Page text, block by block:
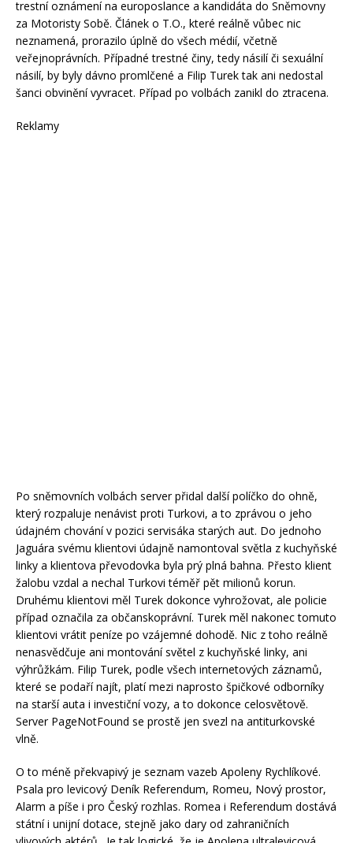
trestní oznámení na europoslance a kandidáta do Sněmovny
za Motoristy Sobě. Článek o T.O., které reálně vůbec nic
neznamená, prorazilo úplně do všech médií, včetně
veřejnoprávních. Případné trestné činy, tedy násilí či sexuální
násilí, by byly dávno promlčené a Filip Turek tak ani nedostal
šanci obvinění vyvracet. Případ po volbách zanikl do ztracena.
Reklamy
Po sněmovních volbách server přidal další políčko do ohně,
který rozpaluje nenávist proti Turkovi, a to zprávou o jeho
údajném chování v pozici servisáka starých aut. Do jednoho
Jaguára svému klientovi údajně namontoval světla z kuchyňské
linky a klientova převodovka byla prý plná bahna. Přesto klient
žalobu vzdal a nechal Turkovi téměř pět milionů korun.
Druhému klientovi měl Turek dokonce vyhrožovat, ale policie
případ označila za občanskoprávní. Turek měl nakonec tomuto
klientovi vrátit peníze po vzájemné dohodě. Nic z toho reálně
nenasvědčuje ani montování světel z kuchyňské linky, ani
výhrůžkám. Filip Turek, podle všech internetových záznamů,
které se podaří najít, platí mezi naprosto špičkové odborníky
na starší auta i investiční vozy, a to dokonce celosvětově.
Server PageNotFound se prostě jen svezl na antiturkovské
vlně.
O to méně překvapivý je seznam vazeb Apoleny Rychlíkové.
Psala pro levicový Deník Referendum, Romeu, Nový prostor,
Alarm a píše i pro Český rozhlas. Romea i Referendum dostává
státní i unijní dotace, stejně jako dary od zahraničních